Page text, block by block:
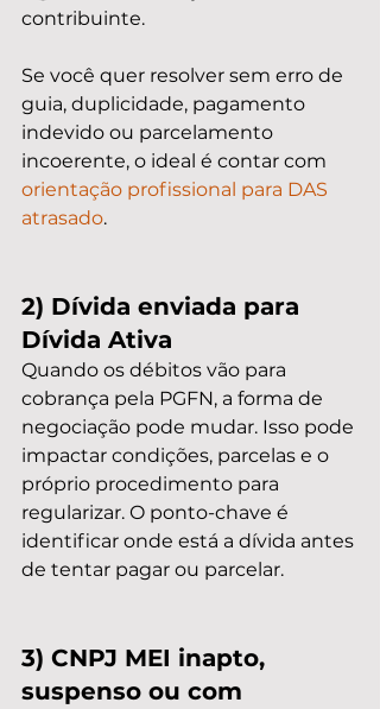
contribuinte.
Se você quer resolver sem erro de
guia, duplicidade, pagamento
indevido ou parcelamento
incoerente, o ideal é contar com
orientação profissional para DAS
atrasado.
2) Dívida enviada para
Dívida Ativa
Quando os débitos vão para
cobrança pela PGFN, a forma de
negociação pode mudar. Isso pode
impactar condições, parcelas e o
próprio procedimento para
regularizar. O ponto-chave é
identificar onde está a dívida antes
de tentar pagar ou parcelar.
3) CNPJ MEI inapto,
suspenso ou com